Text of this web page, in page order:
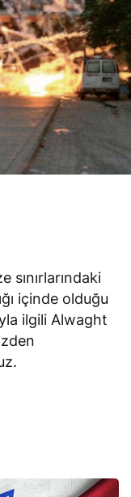
sınırlarındaki
içinde olduğu
ilgili Alwaght